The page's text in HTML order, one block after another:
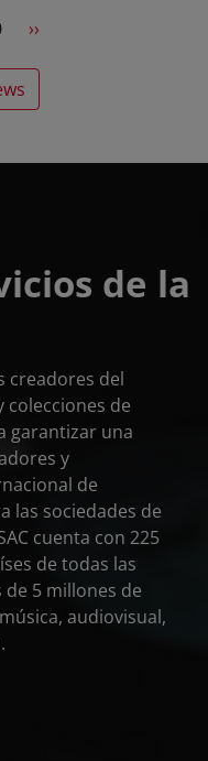
Next page
››
de la
creadores del
colecciones de
garantizar una
y
de
las sociedades de
cuenta con 225
de todas las
5 millones de
audiovisual,